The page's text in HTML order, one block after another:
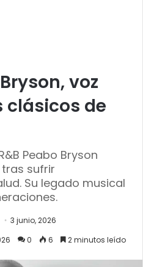
voz
clásicos de
Peabo Bryson
sufrir
Su legado musical
3 junio, 2026
0 6 2 minutos leído